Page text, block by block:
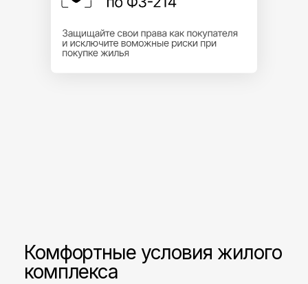
Комфортные условия жилого
комплекса